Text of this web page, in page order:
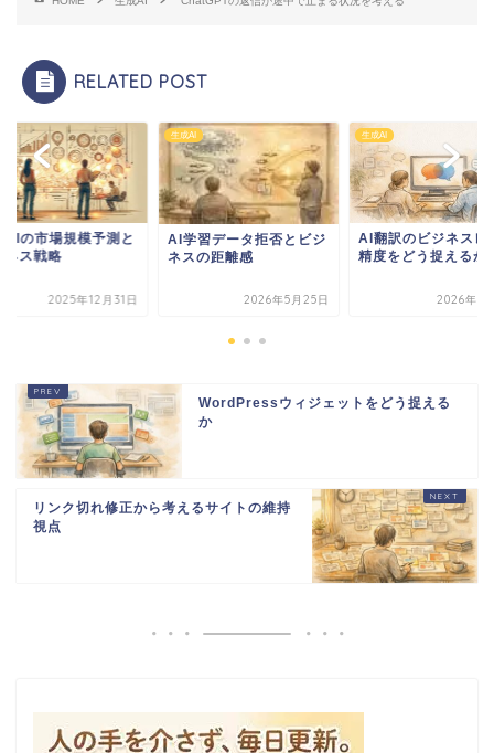
RELATED POST
習データ拒否とビジ
の距離感
2026年5月25日
生成AI
AI翻訳のビジネスレベル
精度をどう捉えるか
2026年5月14日
生成AI
生成AIの市場規模予
ビジネス戦略
2025年12
WordPressウィジェットをどう捉える
か
リンク切れ修正から考えるサイトの維持
視点